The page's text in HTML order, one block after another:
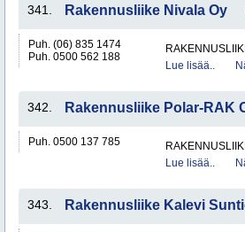
341. Rakennusliike Nivala Oy
Puh. (06) 835 1474
Puh. 0500 562 188
Lue lisää..
342. Rakennusliike Polar-RAK
Puh. 0500 137 785
Lue lisää..
343. Rakennusliike Kalevi